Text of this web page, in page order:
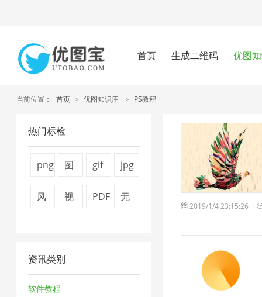
首页 生成二维码 优图
当前位置： 首页 > 优图知识库 > PS教程
热门标检
png
具
1
图
7
gif
jpg
1
风
片
1
视
缩
PDF
无
资讯类别
软件教程
2019/1/4 23:15:26